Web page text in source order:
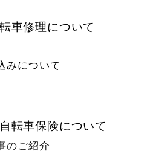
車修理について
みについて
転車保険について
のご紹介